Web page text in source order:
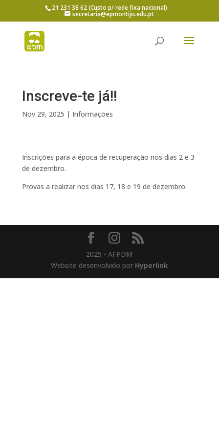
21 231 38 62 (Custo p/ rede fixa nacional)
secretaria@epmontijo.edu.pt
Inscreve-te já!!
Nov 29, 2025 | Informações
Inscrições para a época de recuperação nos dias 2 e 3
de dezembro.
Provas a realizar nos dias 17, 18 e 19 de dezembro.
2025 - AFPDM
Website desenvolvido por Hyperlink